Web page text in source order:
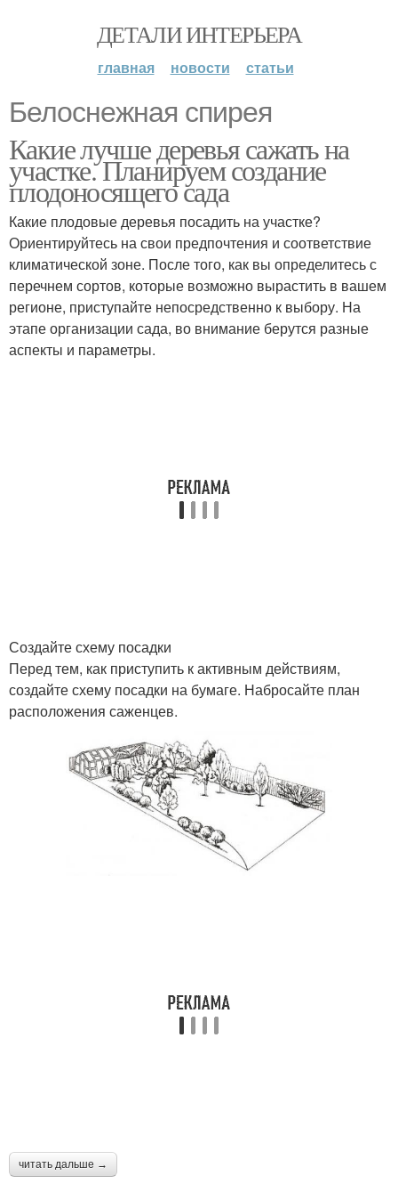
ДЕТАЛИ ИНТЕРЬЕРА
главная новости статьи
Белоснежная спирея
Какие лучше деревья сажать на
участке. Планируем создание
плодоносящего сада
Какие плодовые деревья посадить на участке?
Ориентируйтесь на свои предпочтения и соответствие
климатической зоне. После того, как вы определитесь с
перечнем сортов, которые возможно вырастить в вашем
регионе, приступайте непосредственно к выбору. На
этапе организации сада, во внимание берутся разные
аспекты и параметры.
Создайте схему посадки
Перед тем, как приступить к активным действиям,
создайте схему посадки на бумаге. Набросайте план
расположения саженцев.
читать дальше →